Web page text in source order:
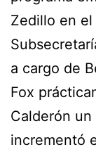
Zedillo en
a cargo de
Fox
Calderón
incrementó